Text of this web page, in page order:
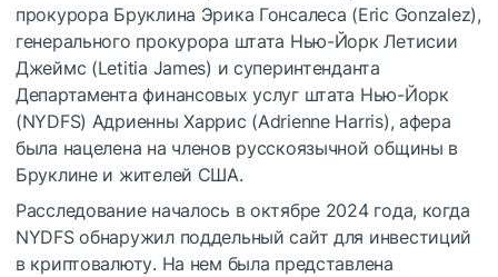
прокурора Бруклина Эрика Гонсалеса (Eric Gonzalez),
генерального прокурора штата Нью-Йорк Летисии
Джеймс (Letitia James) и суперинтенданта
Департамента финансовых услуг штата Нью-Йорк
(NYDFS) Адриенны Харрис (Adrienne Harris), афера
была нацелена на членов русскоязычной общины в
Бруклине и жителей США.
Расследование началось в октябре 2024 года, когда
NYDFS обнаружил поддельный сайт для инвестиций
в криптовалюту. На нем была представлена